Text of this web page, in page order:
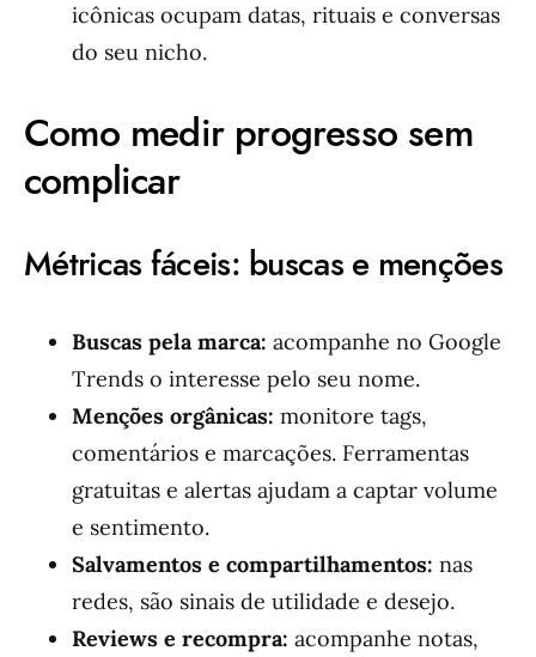
icônicas ocupam datas, rituais e conversas
do seu nicho.
Como medir progresso sem
complicar
Métricas fáceis: buscas e menções
Buscas pela marca: acompanhe no Google
Trends o interesse pelo seu nome.
Menções orgânicas: monitore tags,
comentários e marcações. Ferramentas
gratuitas e alertas ajudam a captar volume
e sentimento.
Salvamentos e compartilhamentos: nas
redes, são sinais de utilidade e desejo.
Reviews e recompra: acompanhe notas,